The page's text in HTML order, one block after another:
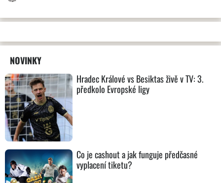
NOVINKY
Hradec Králové vs Besiktas živě v TV: 3.
předkolo Evropské ligy
Co je cashout a jak funguje předčasné
vyplacení tiketu?